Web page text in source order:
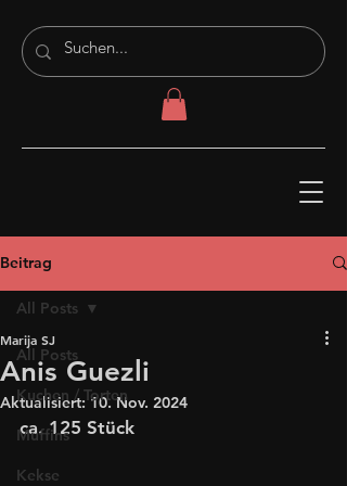
Beitrag
All Posts
Kuchen / Torten
Muffins
Kekse
All Posts
Anis Guezli
Marija SJ
Aktualisiert:10. Nov. 2024
ca. 125 Stück